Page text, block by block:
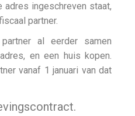
ingeschreven staat,
partner.
al eerder samen
en een huis kopen.
vanaf 1 januari van dat